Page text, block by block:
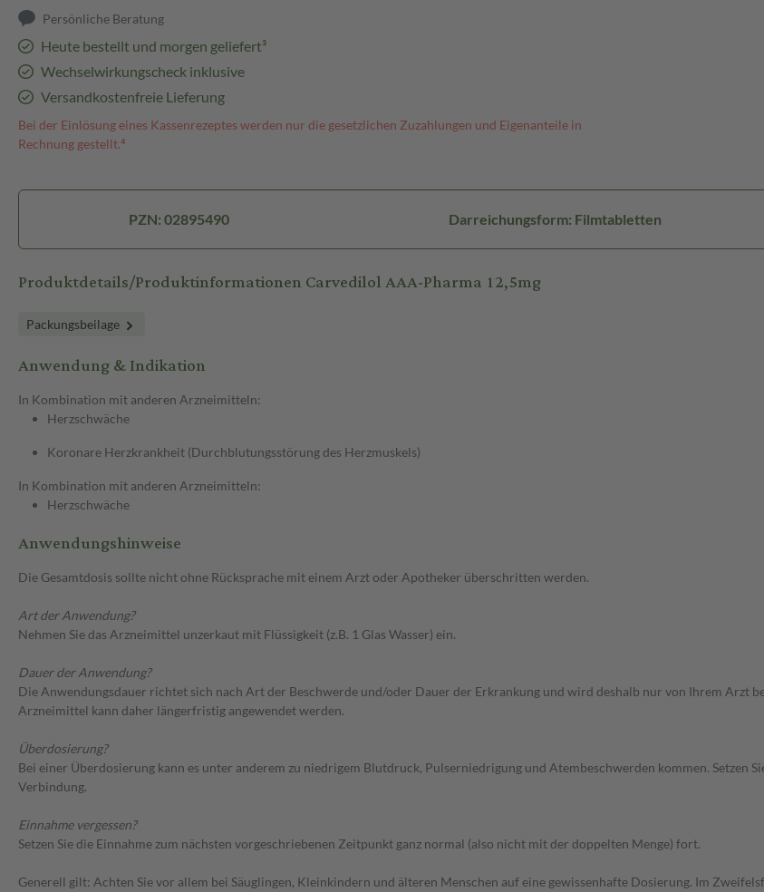
Persönliche Beratung
Heute bestellt und morgen geliefert³
Wechselwirkungscheck inklusive
Versandkostenfreie Lieferung
Bei der Einlösung eines Kassenrezeptes werden nur die gesetzlichen Zuzahlungen und Eigenanteile in
Rechnung gestellt.⁴
PZN: 02895490 Darreichungsform: Filmtabletten
Produktdetails/Produktinformationen Carvedilol AAA-Pharma 12,5mg
Packungsbeilage
Anwendung & Indikation
In Kombination mit anderen Arzneimitteln:
Herzschwäche
Koronare Herzkrankheit (Durchblutungsstörung des Herzmuskels)
In Kombination mit anderen Arzneimitteln:
Herzschwäche
Anwendungshinweise
Die Gesamtdosis sollte nicht ohne Rücksprache mit einem Arzt oder Apotheker überschritten werden.
Art der Anwendung?
Nehmen Sie das Arzneimittel unzerkaut mit Flüssigkeit (z.B. 1 Glas Wasser) ein.
Dauer der Anwendung?
Die Anwendungsdauer richtet sich nach Art der Beschwerde und/oder Dauer der Erkrankung und wird deshalb nur von Ihrem Arzt
Arzneimittel kann daher längerfristig angewendet werden.
Überdosierung?
Bei einer Überdosierung kann es unter anderem zu niedrigem Blutdruck, Pulserniedrigung und Atembeschwerden kommen. Setzen
Verbindung.
Einnahme vergessen?
Setzen Sie die Einnahme zum nächsten vorgeschriebenen Zeitpunkt ganz normal (also nicht mit der doppelten Menge) fort.
Generell gilt: Achten Sie vor allem bei Säuglingen, Kleinkindern und älteren Menschen auf eine gewissenhafte Dosierung. Im